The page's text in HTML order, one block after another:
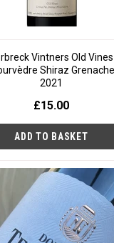
Vintners Old Vines
Shiraz Grenache
2021
£15.00